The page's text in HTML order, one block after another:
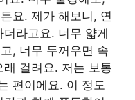
요. 제가 해보니, 연
라고요. 너무 얇게
, 너무 두꺼우면 속
걸려요. 저는 보통
편이에요. 이 정도